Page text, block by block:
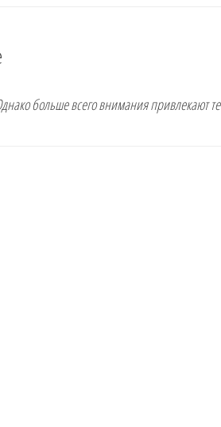
больше всего внимания привлекают те